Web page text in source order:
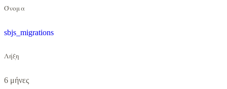
Όνομα
sbjs_migrations
Λήξη
6 μήνες